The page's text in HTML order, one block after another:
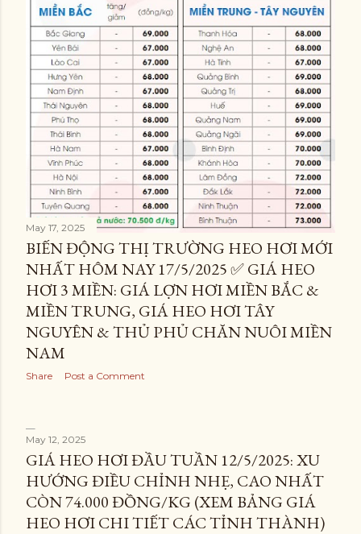
May 17, 2025
BIẾN ĐỘNG THỊ TRƯỜNG HEO HƠI MỚI
NHẤT HÔM NAY 17/5/2025 ✅ GIÁ HEO
HƠI 3 MIỀN: GIÁ LỢN HƠI MIỀN BẮC &
MIỀN TRUNG, GIÁ HEO HƠI TÂY
NGUYÊN & THỦ PHỦ CHĂN NUÔI MIỀN
NAM
Share Post a Comment
May 12, 2025
GIÁ HEO HƠI ĐẦU TUẦN 12/5/2025: XU
HƯỚNG ĐIỀU CHỈNH NHẸ, CAO NHẤT
CÒN 74.000 ĐỒNG/KG (XEM BẢNG GIÁ
HEO HƠI CHI TIẾT CÁC TỈNH THÀNH)